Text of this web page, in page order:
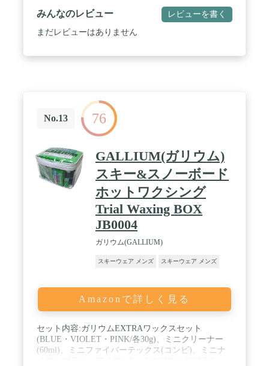
みんなのレビュー レビューを書く
まだレビューはありません
No.13 76
GALLIUM(ガリウム)
スキー&スノーボード
ホットワクシング
Trial Waxing BOX
JB0004
ガリウム(GALLIUM)
スキーウェア メンズ スキーウェア メンズ
Amazonで詳しく見る
セット内容:ガリウムEXTRAワックスセット
(BLUE・VIOLET・PINK/各30g)、ミニクリーナー
(60ml)、ミニファイバーテックス(コンビ)、ミニナ